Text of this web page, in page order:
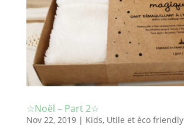
☆Noël – Part 2☆
Nov 22, 2019| Kids, Utile et éco friendly